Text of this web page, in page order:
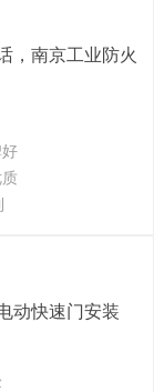
，南京工业防火
动快速门安装